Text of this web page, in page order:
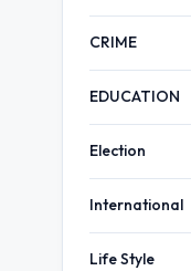
CRIME
EDUCATION
Election
International
Life Style